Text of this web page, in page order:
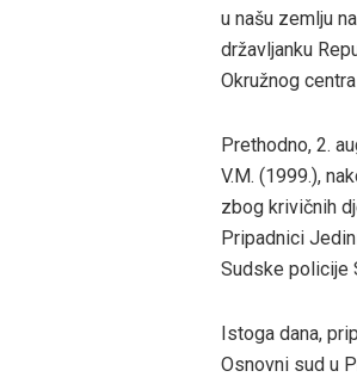
u našu zemlju
državljanku
Okružnog
Prethodno, 2.
V.M. (1999.),
zbog krivičnih
Pripadnici
Sudske policije
Istoga dana,
Osnovni sud u